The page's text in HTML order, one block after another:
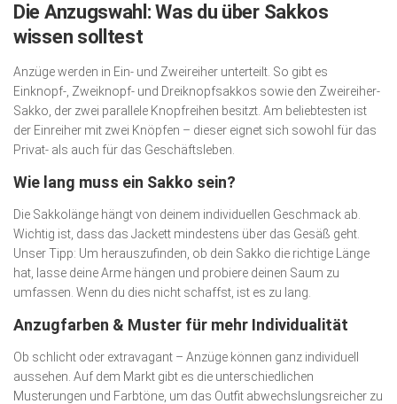
Die Anzugswahl: Was du über Sakkos
wissen solltest
Anzüge werden in Ein- und Zweireiher unterteilt. So gibt es
Einknopf-, Zweiknopf- und Dreiknopfsakkos sowie den Zweireiher-
Sakko, der zwei parallele Knopfreihen besitzt. Am beliebtesten ist
der Einreiher mit zwei Knöpfen – dieser eignet sich sowohl für das
Privat- als auch für das Geschäftsleben.
Wie lang muss ein Sakko sein?
Die Sakkolänge hängt von deinem individuellen Geschmack ab.
Wichtig ist, dass das Jackett mindestens über das Gesäß geht.
Unser Tipp: Um herauszufinden, ob dein Sakko die richtige Länge
hat, lasse deine Arme hängen und probiere deinen Saum zu
umfassen. Wenn du dies nicht schaffst, ist es zu lang.
Anzugfarben & Muster für mehr Individualität
Ob schlicht oder extravagant – Anzüge können ganz individuell
aussehen. Auf dem Markt gibt es die unterschiedlichen
Musterungen und Farbtöne, um das Outfit abwechslungsreicher zu